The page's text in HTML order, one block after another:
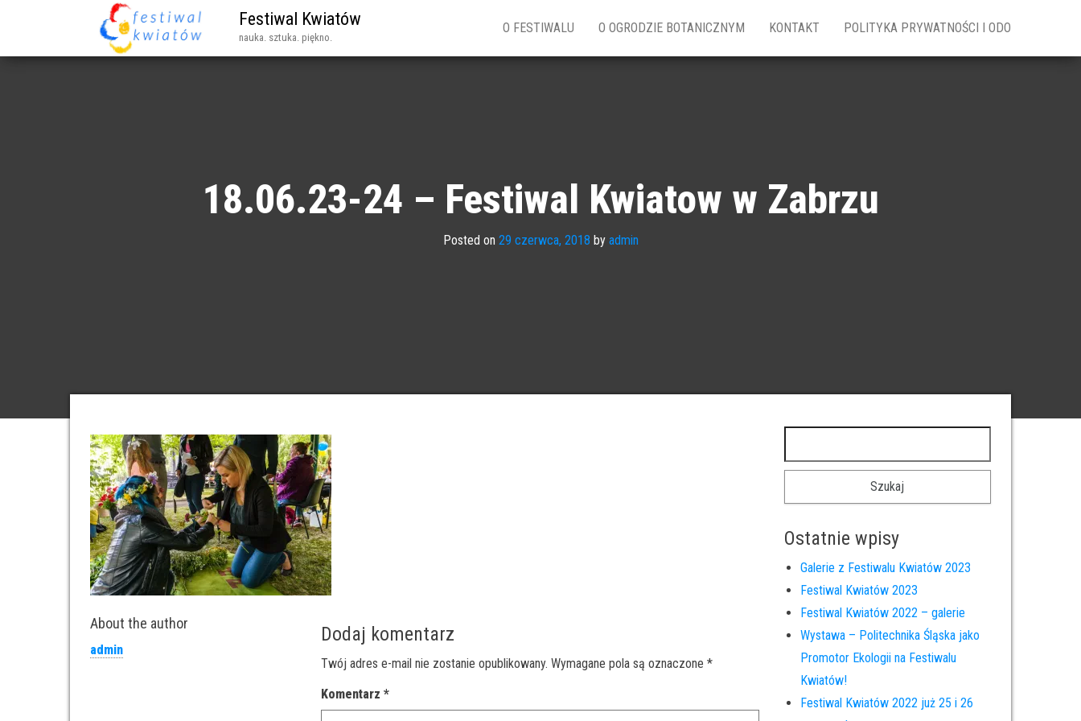
Festiwal Kwiatów
nauka. sztuka. piękno.
O FESTIWALU O OGRODZIE BOTANICZNYM KONTAKT POLITYKA PRYWATNOŚCI I ODO
18.06.23-24 – Festiwal Kwiatow w Zabrzu
Posted on 29 czerwca, 2018 by admin
About the author
admin
Dodaj komentarz
Twój adres e-mail nie zostanie opublikowany. Wymagane pola są oznaczone*
Komentarz*
Ostatnie wpisy
Galerie z Festiwalu Kwiatów 2023
Festiwal Kwiatów 2023
Festiwal Kwiatów 2022 – galerie
Wystawa – Politechnika Śląska jako
Promotor Ekologii na Festiwalu
Kwiatów!
Festiwal Kwiatów 2022 już 25 i 26